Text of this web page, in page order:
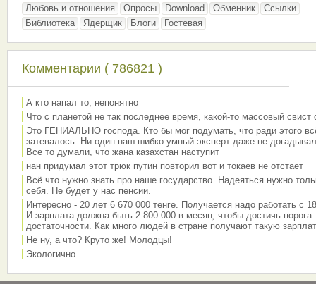
Любовь и отношения
Опросы Download Обменник
Ссылки
Библиотека
Ядерщик Блоги Гостевая
Комментарии ( 786821 )
А кто напал то, непонятно
Что с планетой не так последнее время, какой-то массовый свист
Это ГЕНИАЛЬНО господа. Кто бы мог подумать, что ради этого
затевалось. Ни один наш шибко умный эксперт даже не
Все то думали, что жана казахстан наступит
нан придумал этот трюк путин повторил вот и токаев не отстает
Всё что нужно знать про наше государство. Надеяться нужно
себя. Не будет у нас пенсии.
Интересно - 20 лет 6 670 000 тенге. Получается надо работать с
И зарплата должна быть 2 800 000 в месяц, чтобы достичь порога
достаточности. Как много людей в стране получают такую
Не ну, а что? Круто же! Молодцы!
Экологично